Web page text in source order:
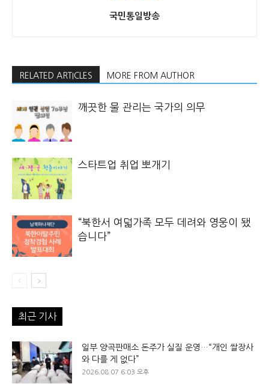
국민통일방송
RELATED ARTICLES MORE FROM AUTHOR
깨끗한 물 관리는 국가의 의무
스타트업 취업 뽀개기
“북한서 여덟가족 모두 데려와 영웅이 됐
습니다”
최근 기사
일부 양곡판매소 돈주가 실질 운영…“개인 쌀장사
와 다를 게 없다”
2026.08.07 6:03 오후